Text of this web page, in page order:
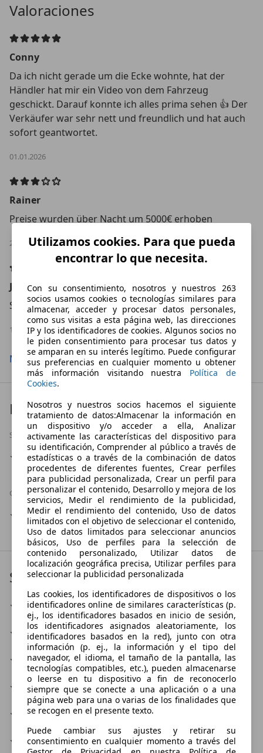
Valoraciones
Conny
Da ich nicht gerade um die Ecke wohnte, hat der
Händler hat mir ein Video von dem Fahrzeug
geschickt. Darauf konnte ich alles prima sehen 👍 Der
Verkäufer war sehr nett und freundlich und hat auch
sofort geantwortet.
01.01.2026
Rainer
Preise wurden über Nacht um 5000€ erhoben
27.10.2024
Jw
Sehr angehmer Berater.
19.12.2023
Mostrar todas las valoraciones
Nuestras Marcas
SERVICE OPERATIE COCHES
BMW
CONCESIONARIO OFICIAL COCHES
BMW
Servicios
Accesorios del automóvil
Coche de sustitución
Inspección
Jefe de taller
Prueba exhaustiva
Refinación, conversión
Utilizamos cookies. Para que pueda
encontrar lo que necesita.
Con su consentimiento, nosotros y nuestros 263
socios usamos cookies o tecnologías similares para
almacenar, acceder y procesar datos personales,
como sus visitas a esta página web, las direcciones
IP y los identificadores de cookies. Algunos socios no
le piden consentimiento para procesar tus datos y
se amparan en su interés legítimo. Puede configurar
sus preferencias en cualquier momento u obtener
más información visitando nuestra Política de
Cookies.
Nosotros y nuestros socios hacemos el siguiente
tratamiento de datos:Almacenar la información en
un dispositivo y/o acceder a ella, Analizar
activamente las características del dispositivo para
su identificación, Comprender al público a través de
estadísticas o a través de la combinación de datos
procedentes de diferentes fuentes, Crear perfiles
para publicidad personalizada, Crear un perfil para
personalizar el contenido, Desarrollo y mejora de los
servicios, Medir el rendimiento de la publicidad,
Medir el rendimiento del contenido, Uso de datos
limitados con el objetivo de seleccionar el contenido,
Uso de datos limitados para seleccionar anuncios
básicos, Uso de perfiles para la selección de
contenido personalizado, Utilizar datos de
localización geográfica precisa, Utilizar perfiles para
seleccionar la publicidad personalizada
Las cookies, los identificadores de dispositivos o los
identificadores online de similares características (p.
ej., los identificadores basados en inicio de sesión,
los identificadores asignados aleatoriamente, los
identificadores basados en la red), junto con otra
información (p. ej., la información y el tipo del
navegador, el idioma, el tamaño de la pantalla, las
tecnologías compatibles, etc.), pueden almacenarse
o leerse en tu dispositivo a fin de reconocerlo
siempre que se conecte a una aplicación o a una
página web para una o varias de los finalidades que
se recogen en el presente texto.
Puede cambiar sus ajustes y retirar su
consentimiento en cualquier momento a través del